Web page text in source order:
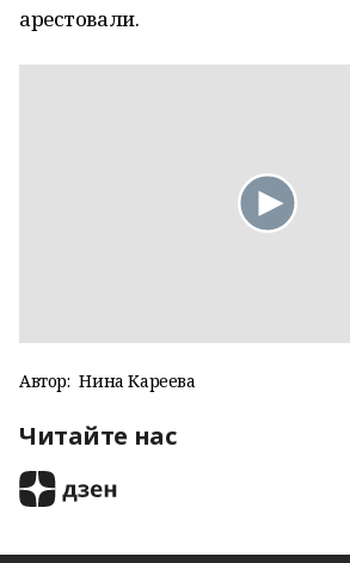
арестовали.
Автор: Нина Кареева
Читайте нас